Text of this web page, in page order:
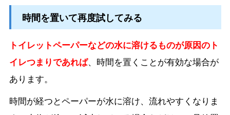
時間を置いて再度試してみる
トイレットペーパーなどの水に溶けるものが原因のト
イレつまりであれば、時間を置くことが有効な場合が
あります。
時間が経つとペーパーが水に溶け、流れやすくなりま